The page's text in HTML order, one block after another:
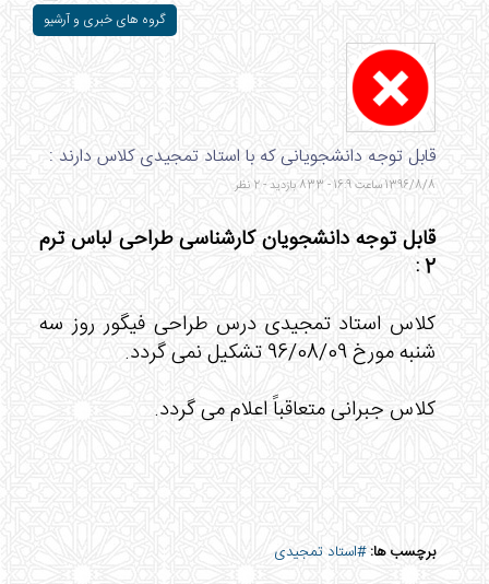
گروه های خبری و آرشیو
قابل توجه دانشجویانی که با استاد تمجیدی کلاس دارند :
1396/8/8 ساعت 16:9 - 833 بازدید - 2 نظر
قابل توجه دانشجویان کارشناسی طراحی لباس ترم
2 :
کلاس استاد تمجیدی درس طراحی فیگور روز سه
شنبه مورخ 96/08/09 تشکیل نمی گردد.
کلاس جبرانی متعاقباً اعلام می گردد.
برچسب ها:#استاد تمجیدی